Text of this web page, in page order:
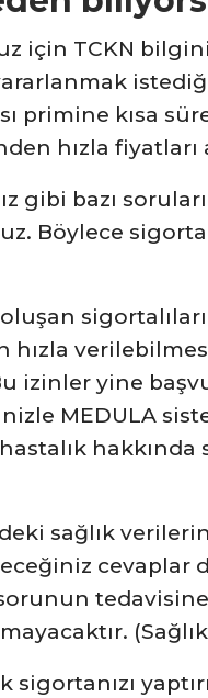
için TCKN
yararlanmak
primine kısa
hızla fiyatları
gibi bazı
Böylece
hızla
izinler yine
MEDULA
sağlık
cevaplar
(Sağlık